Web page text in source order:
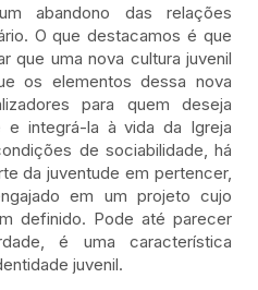
abandono das relações
O que destacamos é que
que uma nova cultura juvenil
os elementos dessa nova
para quem deseja
e integrá-la à vida da Igreja
de sociabilidade, há
da juventude em pertencer,
em um projeto cujo
definido. Pode até parecer
é uma característica
juvenil.